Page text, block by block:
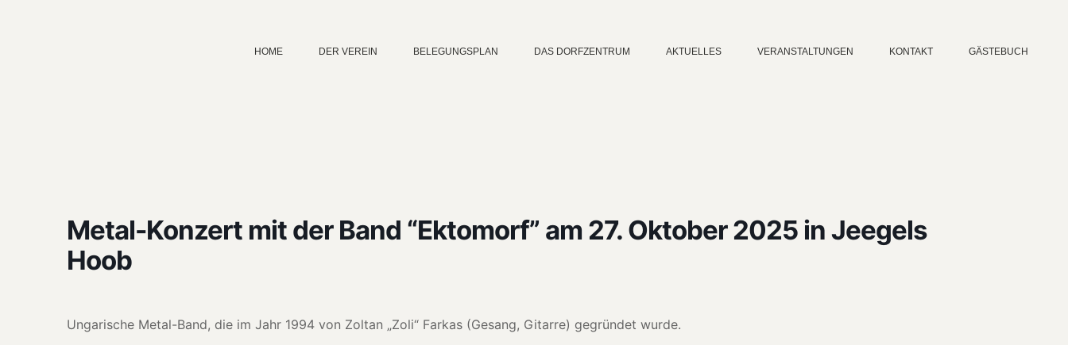
HOME DER VEREIN BELEGUNGSPLAN DAS DORFZENTRUM AKTUELLES VERANSTALTUNGEN KONTAKT GÄSTEBUCH
Metal-Konzert mit der Band “Ektomorf” am 27. Oktober 2025 in Jeegels
Hoob
Ungarische Met­al-Band, die im Jahr 1994 von Zoltan „Zoli“ Farkas (Gesang, Gitarre) gegrün­det wurde.